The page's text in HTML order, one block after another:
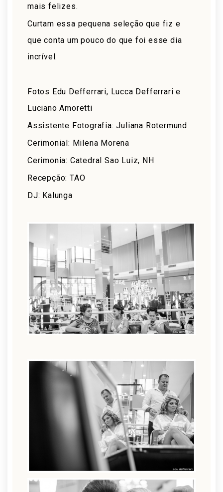
mais felizes.
Curtam essa pequena seleção que fiz e
que conta um pouco do que foi esse dia
incrível.
Fotos Edu Defferrari, Lucca Defferrari e
Luciano Amoretti
Assistente Fotografia: Juliana Rotermund
Cerimonial: Milena Morena
Cerimonia: Catedral Sao Luiz, NH
Recepção: TAO
DJ: Kalunga